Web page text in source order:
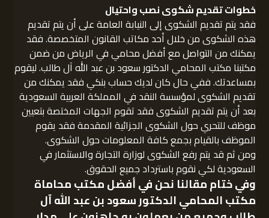
خطوات تقديم شكوى نصب واحتيال
فقد يتم تقديم الشكوى إلى النيابة العامة على أن يتم تقديم
هذه الشكوى من خلال أحد مكاتب القانون المتخصصة. فقد
يمكنك من التواصل مع أفضل محامي في الرياض من ضمن
مكتبنا مكتب المحامي الدكتور سعود بن عبد الله آل طالب. ليقوم
بمساعدتك. ففي حال كان لديك حساب بنكي فقد يمكنك من
تقديم الشكوى لمؤسسة النقد في المملكة العربية السعودية
بعد أن يتم تقديم الشكوى فقد تقوم الجهات المختصة بتعيين
موظف للتحري حول الشكوى الجزائية المقدمة فقد يقوم
الموظف بالقيام بجمع كافة المعلومات حول الشكوى.
ومن ثم قد يتم رفع الشكوى لوزارة التجارة والاستثمار في
السعودية لكي نقوم باسترداد جميع الحقوق.
وفي ختام مقالنا نحن في أفضلمكتب محاماة
مكتب المحامي الدكتور سعود بن عبد الله آل